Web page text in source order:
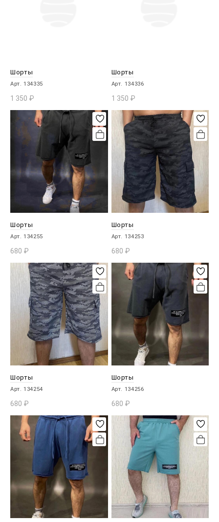
Шорты
Арт. 134335
1 350 ₽
В КОРЗИНУ
Шорты
Арт. 134336
1 350 ₽
В КОРЗИНУ
Шорты
Арт. 134255
680 ₽
В КОРЗИНУ
Шорты
Арт. 134253
680 ₽
В КОРЗИНУ
Шорты
Арт. 134254
680 ₽
В КОРЗИНУ
Шорты
Арт. 134256
680 ₽
В КОРЗИНУ